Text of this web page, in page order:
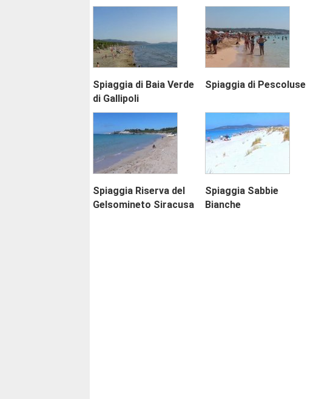
Spiaggia di Baia Verde
di Gallipoli
Spiaggia di Pescoluse
Spiaggia Riserva del
Gelsomineto Siracusa
Spiaggia Sabbie
Bianche